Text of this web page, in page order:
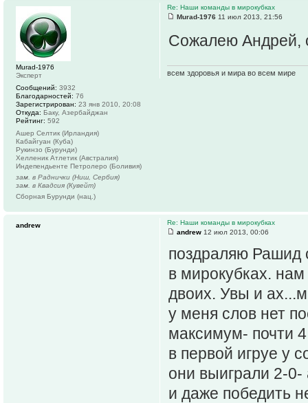
Re: Наши команды в мирокубках
Murad-1976 11 июл 2013, 21:56
Сожалею Андрей,
всем здоровья и мира во всем мире
Murad-1976
Эксперт
Сообщений: 3932
Благодарностей: 76
Зарегистрирован: 23 янв 2010, 20:08
Откуда: Баку, Азербайджан
Рейтинг: 592
Ашер Селтик (Ирландия)
Кабайгуан (Куба)
Рукинзо (Бурунди)
Хелленик Атлетик (Австралия)
Индепендьенте Петролеро (Боливия)
зам. в Раднички (Ниш, Сербия)
зам. в Квадсия (Кувейт)
Сборная Бурунди (нац.)
Re: Наши команды в мирокубках
andrew 12 июл 2013, 00:06
поздраляю Рашид
в мирокубках.
двоих. Увы и
у меня слов нет
максимум- почти
в первой игруе у
они выиграли 2-
и даже победить
andrew